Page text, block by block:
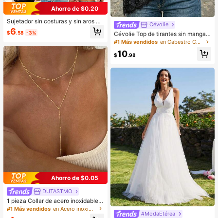
Ahorro de $0.20
Sujetador sin costuras y sin aros pa
ra mujer, sexy con laterales antidesl
izantes, almohadillas extraíbles y e
idad todo el día
$6.58 -3%
Ahorro de $0.05
DUTASTMO
1 pieza Collar de acero inoxidable d
e doble capa, collar largo con colga
#1 Más vendidos en Acero inoxidable Collares De Mujer
Cévolie
Cévolie Top de tirantes sin mangas
con cuello drapeado tipo cowl, ajus
e de encaje, patchwork y espalda d
#1 Más vendidos en Cabestro Camisetas sin mangas y camisetas sin m
$10.98
#ModaEtérea